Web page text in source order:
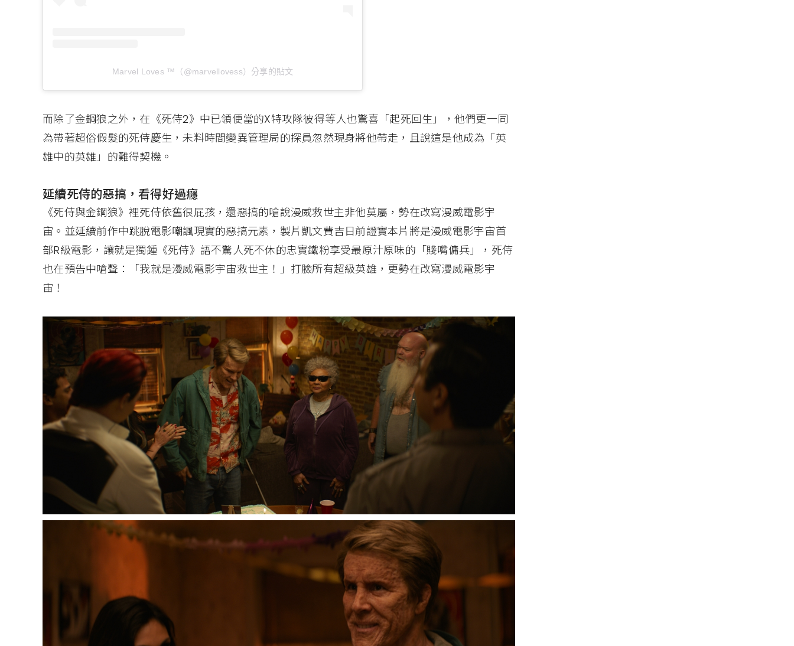
Marvel Loves ™（@marvellovess）分享的貼文
而除了金鋼狼之外，在《死侍2》中已領便當的X特攻隊彼得等人也驚喜「起死回生」，他們更一同
為帶著超俗假髮的死侍慶生，未料時間變異管理局的探員忽然現身將他帶走，且說這是他成為「英
雄中的英雄」的難得契機。
延續死侍的惡搞，看得好過癮
《死侍與金鋼狼》裡死侍依舊很屁孩，還惡搞的嗆說漫威救世主非他莫屬，勢在改寫漫威電影宇
宙。並延續前作中跳脫電影嘲諷現實的惡搞元素，製片凱文費吉日前證實本片將是漫威電影宇宙首
部R級電影，讓就是獨鍾《死侍》語不驚人死不休的忠實鐵粉享受最原汁原味的「賤嘴傭兵」，死侍
也在預告中嗆聲：「我就是漫威電影宇宙救世主！」打臉所有超級英雄，更勢在改寫漫威電影宇
宙！